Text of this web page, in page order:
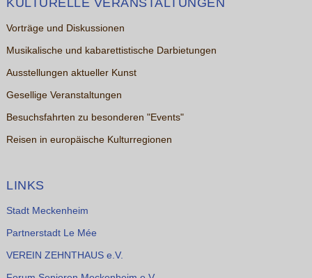
KULTURELLE VERANSTALTUNGEN
Vorträge und Diskussionen
Musikalische und kabarettistische Darbietungen
Ausstellungen aktueller Kunst
Gesellige Veranstaltungen
Besuchsfahrten zu besonderen "Events"
Reisen in europäische Kulturregionen
LINKS
Stadt Meckenheim
Partnerstadt Le Mée
VEREIN ZEHNTHAUS e.V.